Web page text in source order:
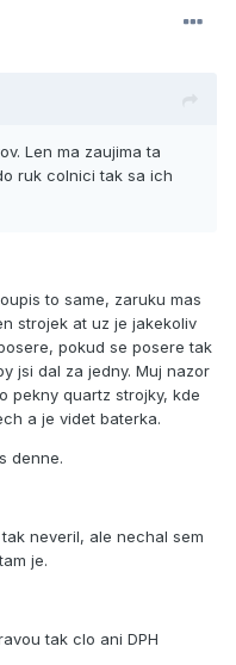
Len ma zaujima ta
ruk colnici tak sa ich
to same, zaruku mas
strojek at uz je jakekoliv
pokud se posere tak
jsi dal za jedny. Muj nazor
pekny quartz strojky, kde
a je videt baterka.
denne.
neveril, ale nechal sem
je.
tak clo ani DPH